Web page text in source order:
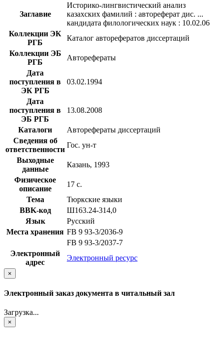
Заглавие
Историко-лингвистический анализ
казахских фамилий : автореферат дис. ...
кандидата филологических наук : 10.02.06
Коллекции ЭК
РГБ
Каталог авторефератов диссертаций
Коллекции ЭБ
РГБ
Авторефераты
Дата
поступления в
ЭК РГБ
03.02.1994
Дата
поступления в
ЭБ РГБ
13.08.2008
Каталоги
Авторефераты диссертаций
Сведения об
ответственности
Гос. ун-т
Выходные
данные
Казань, 1993
Физическое
описание
17 с.
Тема
Тюркские языки
BBK-код
Ш163.24-314,0
Язык
Русский
Места хранения FB 9 93-3/2036-9
FB 9 93-3/2037-7
Электронный
адрес
Электронный ресурс
×
Электронный заказ документа в читальный зал
Загрузка...
×